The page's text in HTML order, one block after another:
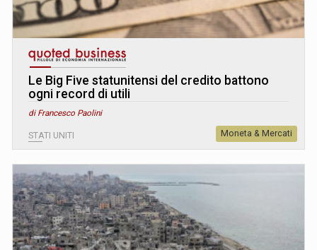
Le Big Five statunitensi del credito battono
ogni record di utili
di Francesco Paolini
STATI UNITI Moneta & Mercati